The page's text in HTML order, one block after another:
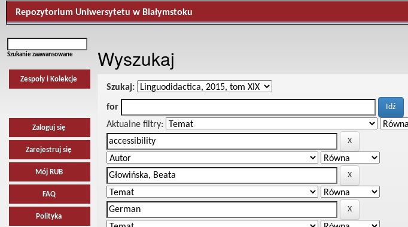
Repozytorium Uniwersytetu w Białymstoku
Szukanie zaawansowane
Zespoły i Kolekcje
Zaloguj się
Zarejestruj się
Mój RUB
FAQ
Polityka
Wyszukaj
Szukaj:
for
Aktualne filtry: